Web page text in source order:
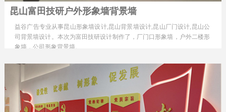
昆山富田技研户外形象墙背景墙
益谷广告专业从事昆山形象墙设计,昆山背景墙设计,昆山厂门设计,昆山公
司背景墙设计。本次为富田技研设计制作了，厂门口形象墙，户外二楼形
象墙，公司形象背景墙。